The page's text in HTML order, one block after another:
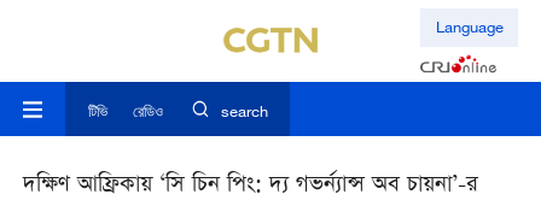
Language
টিভি রেডিও search
দক্ষিণ আফ্রিকায় ‘সি চিন পিং: দ্য গভর্ন্যান্স অব চায়না’-র